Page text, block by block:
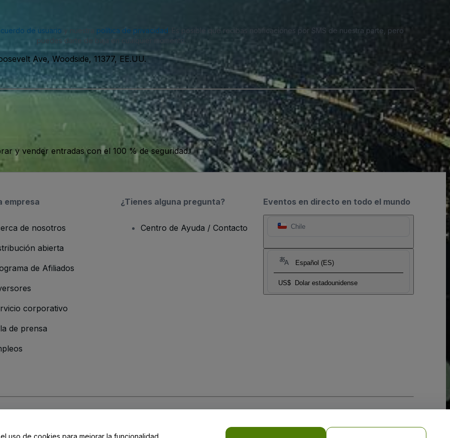
de usuario política de privacidad . Es posible que recibas notificaciones por SMS de nuestra parte, pero
puedes darte de baja en cualquier momento.
Ave, Woodside, 11377, EE.UU.
y vender entradas con el 100 % de seguridad.
Eventos en directo en todo el mundo
Chile
Español (ES)
US$ Dolar estadounidense
empresa
de nosotros
abierta
de Afiliados
corporativo
de prensa
¿Tienes alguna pregunta?
Centro de Ayuda / Contacto
y de laPolítica de Privacidad para Móviles
uso de cookies para mejorar la funcionalidad